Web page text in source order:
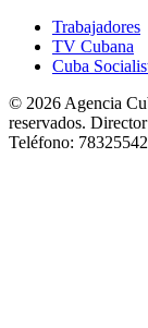
Trabajadores
TV Cubana
Cuba
© 2026 Agencia
reservados.
Teléfono: